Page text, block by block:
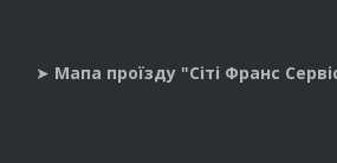
➤ Мапа проїзду "Сіті Франс